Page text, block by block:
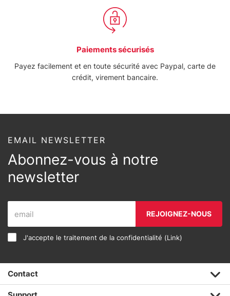
Paiements sécurisés
Payez facilement et en toute sécurité avec Paypal, carte de
crédit, virement bancaire.
EMAIL NEWSLETTER
Abonnez-vous à notre
newsletter
REJOIGNEZ-NOUS
J'accepte le traitement de la confidentialité (Link)
Contact